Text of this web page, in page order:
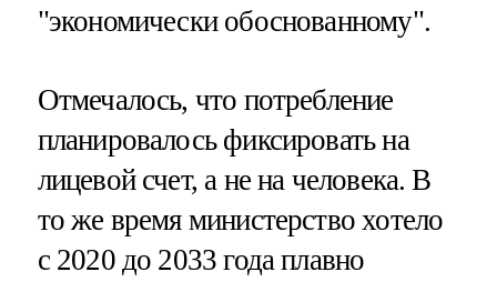
"экономически обоснованному".
Отмечалось, что потребление
планировалось фиксировать на
лицевой счет, а не на человека. В
то же время министерство хотело
с 2020 до 2033 года плавно